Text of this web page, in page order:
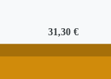
31,30 €